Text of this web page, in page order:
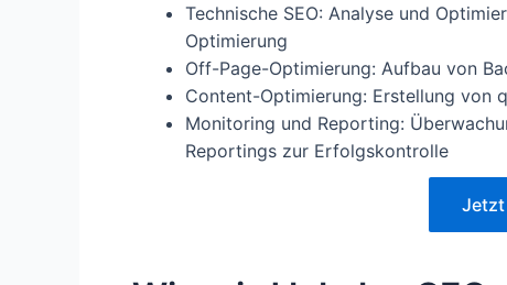
Technische SEO: Analyse und
Optimierung
Off-Page-Optimierung: Aufbau von
Content-Optimierung: Erstellung von
Monitoring und Reporting:
Reportings zur Erfolgskontrolle
Jetzt